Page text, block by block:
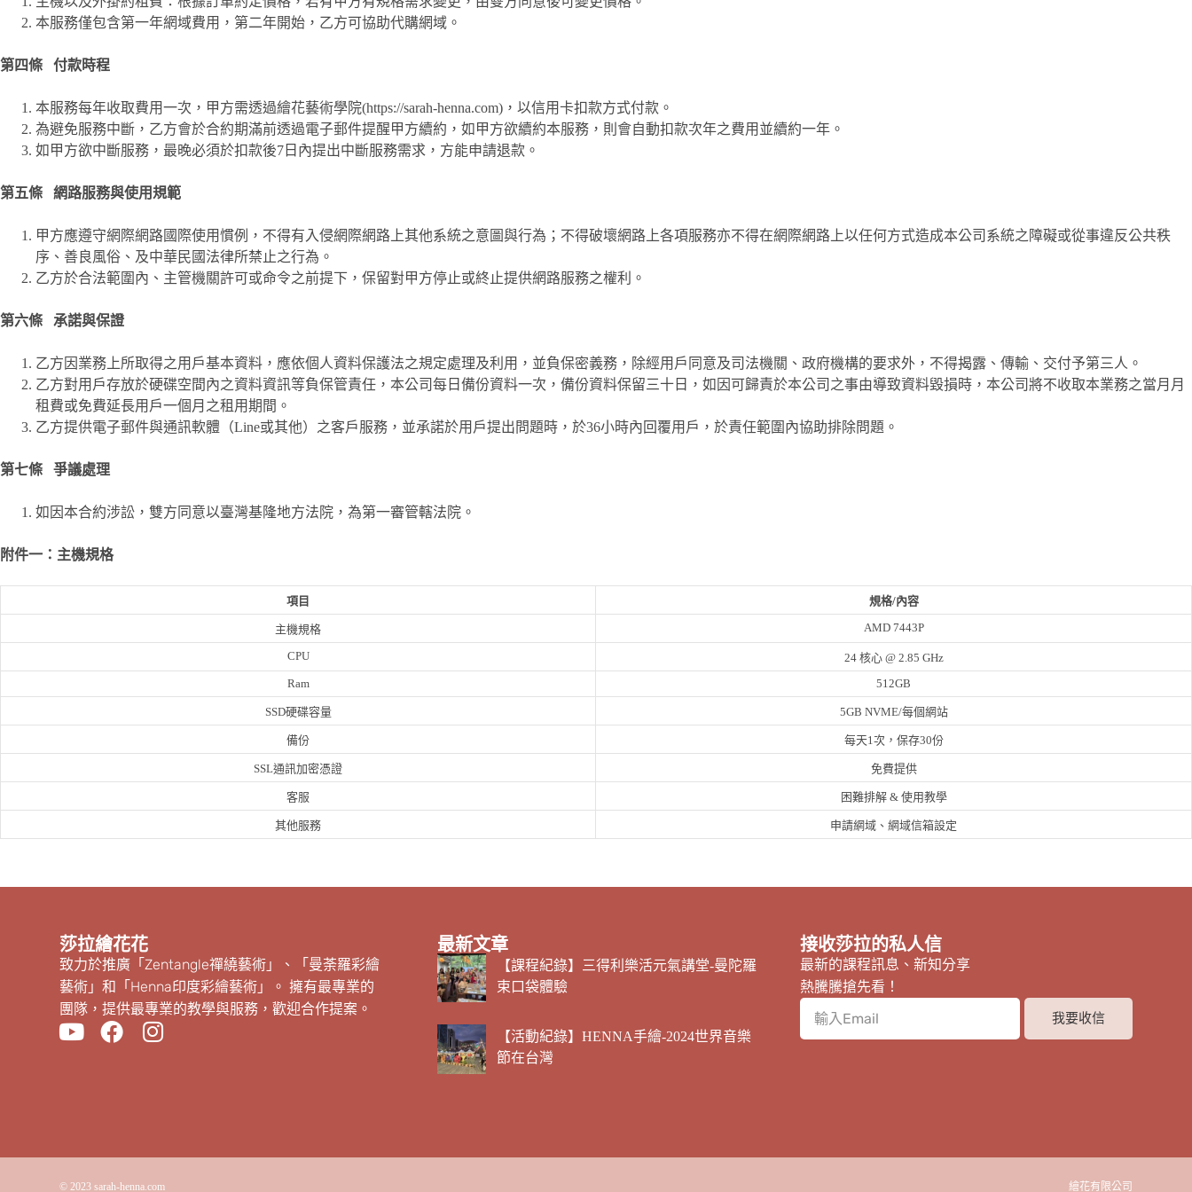
本服務僅包含第一年網域費用，第二年開始，乙方可協助代購網域。
第四條 付款時程
本服務每年收取費用一次，甲方需透過繪花藝術學院(https://sarah-henna.com)，以信用卡扣款方式付款。
為避免服務中斷，乙方會於合約期滿前透過電子郵件提醒甲方續約，如甲方欲續約本服務，則會自動扣款次年之費用並續約一年。
如甲方欲中斷服務，最晚必須於扣款後7日內提出中斷服務需求，方能申請退款。
第五條 網路服務與使用規範
甲方應遵守網際網路國際使用慣例，不得有入侵網際網路上其他系統之意圖與行為；不得破壞網路上各項服務亦不得在網際網路上以任何方式造成本公司系統之障礙或從事違反公共秩
序、善良風俗、及中華民國法律所禁止之行為。
乙方於合法範圍內、主管機關許可或命令之前提下，保留對甲方停止或終止提供網路服務之權利。
第六條 承諾與保證
乙方因業務上所取得之用戶基本資料，應依個人資料保護法之規定處理及利用，並負保密義務，除經用戶同意及司法機關、政府機構的要求外，不得揭露、傳輸、交付予第三人。
乙方對用戶存放於硬碟空間內之資料資訊等負保管責任，本公司每日備份資料一次，備份資料保留三十日，如因可歸責於本公司之事由導致資料毀損時，本公司將不收取本業務之當月月
租費或免費延長用戶一個月之租用期間。
乙方提供電子郵件與通訊軟體（Line或其他）之客戶服務，並承諾於用戶提出問題時，於36小時內回覆用戶，於責任範圍內協助排除問題。
第七條 爭議處理
如因本合約涉訟，雙方同意以臺灣基隆地方法院，為第一審管轄法院。
附件一：主機規格
項目 規格/內容
主機規格 AMD 7443P
CPU
24 核心 @ 2.85 GHz
Ram
512GB
SSD硬碟容量 5GB NVME/每個網站
備份 每天1次，保存30份
SSL通訊加密憑證 免費提供
客服 困難排解 & 使用教學
其他服務 申請網域、網域信箱設定
莎拉繪花花
致力於推廣「Zentangle禪繞藝術」、「曼荼羅彩繪
藝術」和「Henna印度彩繪藝術」。 擁有最專業的
團隊，提供最專業的教學與服務，歡迎合作提案。
最新文章
【課程紀錄】三得利樂活元氣講堂-曼陀羅
束口袋體驗
【活動紀錄】HENNA手繪-2024世界音樂
節在台灣
接收莎拉的私人信
最新的課程訊息、新知分享
熱騰騰搶先看！
我要收信
© 2023sarah-henna.com 繪花有限公司